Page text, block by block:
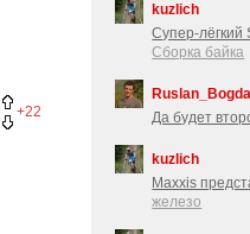
+22
kuzlich
Супер-лёгкий
Сборка байка
Да будет
kuzlich
Maxxis
железо